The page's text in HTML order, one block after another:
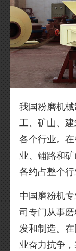
我国粉磨机
工、矿山、
各个行业。
业、铺路和
各约占整个行
中国磨粉机
司专门从事
发和制造。
业奋力抗争